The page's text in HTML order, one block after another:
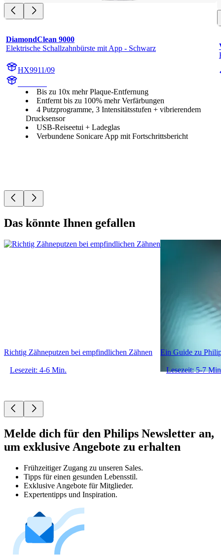
DiamondClean 9000
Elektrische Schallzahnbürste mit App - Schwarz
HX9911/09
Bis zu 10x mehr Plaque-Entfernung
Entfernt bis zu 100% mehr Verfärbungen
4 Putzprogramme, 3 Intensitätsstufen + vibrierendem
Drucksensor
USB-Reiseetui + Ladeglas
Verbundene Sonicare App mit Fortschrittsbericht
Das könnte Ihnen gefallen
Richtig Zähneputzen bei empfindlichen Zähnen
Lesezeit: 4-6 Min.
Ein Guide zu
Lesezeit: 5-7
Melde dich für den Philips Newsletter an,
um exklusive Angebote zu erhalten
Frühzeitiger Zugang zu unseren Sales.
Tipps für einen gesunden Lebensstil.
Exklusive Angebote für Mitglieder.
Expertentipps und Inspiration.